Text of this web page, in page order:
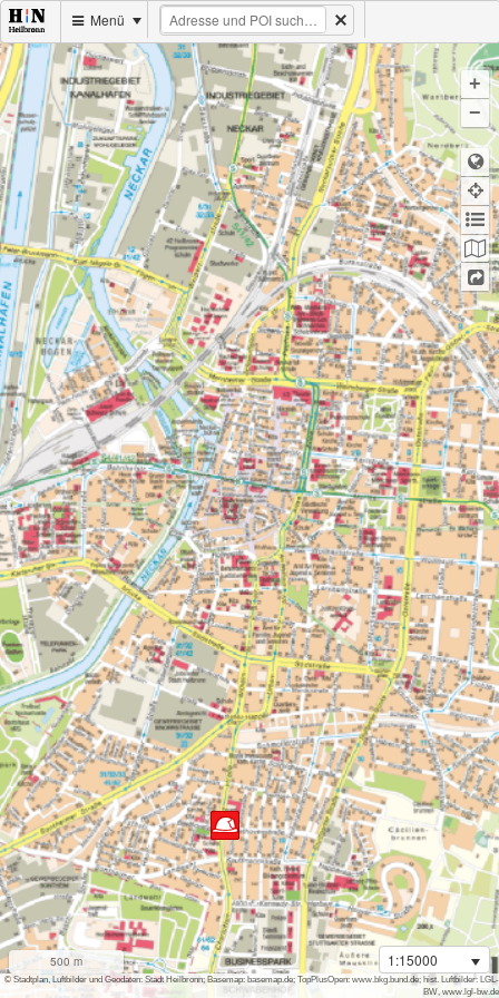
+
−
i
500 m
Menü
1:15000
© Stadtplan, Luftbilder und Geodaten: Stadt Heilbronn; Basemap: basemap.de; TopPlusOpen: www.bkg.bund.de; hist. Luftbilder: LGL-
BW, www.lgl-bw.de